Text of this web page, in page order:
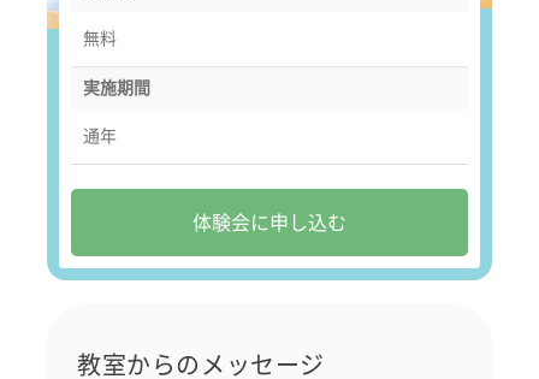
無料
実施期間
通年
体験会に申し込む
教室からのメッセージ